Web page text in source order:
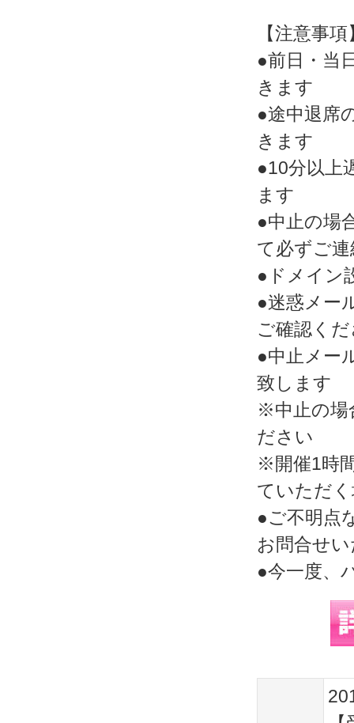
【注意事項
●前日・当
きます
●途中退席
きます
●10分以上
ます
●中止の場
て必ずご
●ドメイン
●迷惑メー
ご確認く
●中止メー
致します
※中止の場
ださい
※開催1時
ていただ
●ご不明点
お問合せ
●今一度、